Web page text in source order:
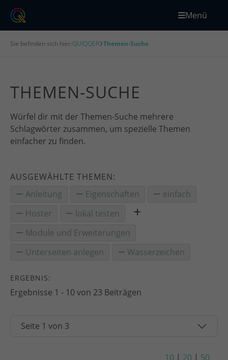
Menü
Sie befinden sich hier:QUIQQER Themen-Suche
THEMEN-SUCHE
Würfel dir mit der Themen-Suche mehrere
Schlagwörter zusammen, um spezielle Themen
einfacher zu finden.
AUSGEWÄHLTE THEMEN:
Anleitung
Eigenschaften
einfach
Hoster
lokal testen
Module und Erweiterungen
Unterseiten anlegen
Wasserzeichen
ERGEBNIS:
Ergebnisse 1 - 10 von 23 Beiträgen
10 | 20 | 50